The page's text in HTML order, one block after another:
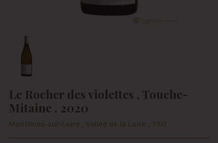
Le Rocher des violettes , Touche-
Mitaine , 2020
Montlouis-sur-Loire , Vallée de la Loire , 75cl